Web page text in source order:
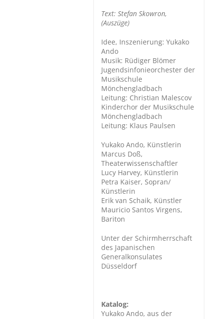
Text: Stefan Skowron,
(Auszüge)
Idee, Inszenierung: Yukako
Ando
Musik: Rüdiger Blömer
Jugendsinfonieorchester der
Musikschule
Mönchengladbach
Leitung: Christian Malescov
Kinderchor der Musikschule
Mönchengladbach
Leitung: Klaus Paulsen
Yukako Ando, Künstlerin
Marcus Doß,
Theaterwissenschaftler
Lucy Harvey, Künstlerin
Petra Kaiser, Sopran/
Künstlerin
Erik van Schaik, Künstler
Mauricio Santos Virgens,
Bariton
Unter der Schirmherrschaft
des Japanischen
Generalkonsulates
Düsseldorf
Katalog:
Yukako Ando, aus der